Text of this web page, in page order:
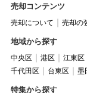
売却コンテンツ
売却について 売却の
地域から探す
中央区 港区 江東区
千代田区
台東区 墨
特集から探す